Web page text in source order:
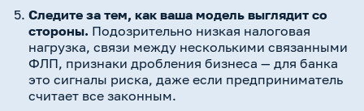
Следите за тем, как ваша модель выглядит со
стороны. Подозрительно низкая налоговая
нагрузка, связи между несколькими связанными
ФЛП, признаки дробления бизнеса — для банка
это сигналы риска, даже если предприниматель
считает все законным.